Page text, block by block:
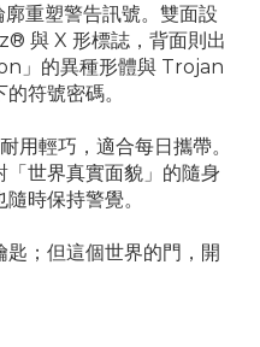
重塑警告訊號。雙面設
與 X 形標誌，背面則出
」的異種形體與 Trojan
符號密碼。
用輕巧，適合每日攜帶。
世界真實面貌」的隨身
時保持警覺。
；但這個世界的門，開